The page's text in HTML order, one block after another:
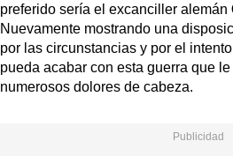
preferido sería el excanciller alemán
Nuevamente mostrando una
por las circunstancias y por el
pueda acabar con esta guerra que
numerosos dolores de cabeza.